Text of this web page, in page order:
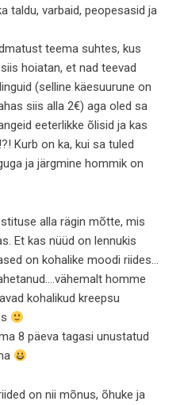
taldu, varbaid, peopesasid ja
teema suhtes, kus
hoiatan, et nad teevad
(selline käesuurune on
siis alla 2€) aga oled sa
eeterlikke õlisid ja kas
Kurb on ka, kui sa tuled
ja järgmine hommik on
alla rägin mõtte, mis
Et kas nüüd on lennukis
on kohalike moodi riides…
homme
kohalikud kreepsu
8 päeva tagasi unustatud
on nii mõnus, õhuke ja